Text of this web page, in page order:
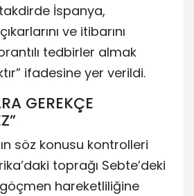
takdirde İspanya,
ve itibarını
tedbirler almak
ifadesine yer verildi.
GEREKÇE
söz konusu kontrolleri
toprağı Sebte’deki
hareketliliğine